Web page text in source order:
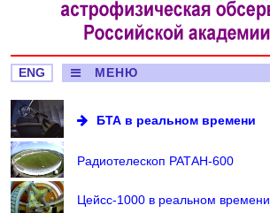
ENG МЕНЮ
БТА в реальном времени
Радиотелескоп РАТАН-600
Цейсс-1000 в реальном времени